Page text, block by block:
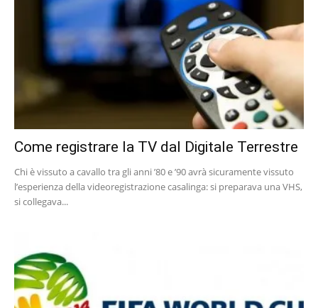
Come registrare la TV dal Digitale Terrestre
Chi è vissuto a cavallo tra gli anni ’80 e ’90 avrà sicuramente vissuto
l’esperienza della videoregistrazione casalinga: si preparava una VHS,
si collegava...